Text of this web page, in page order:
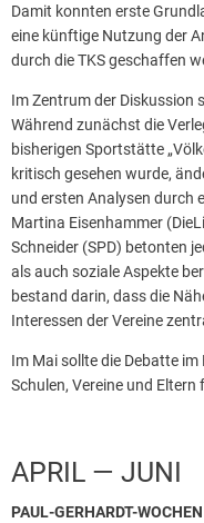
Damit konnten erste
eine künftige Nutzung der
durch die TKS geschaffen
Im Zentrum der Diskussion
Während zunächst die
bisherigen Sportstätte
kritisch gesehen wurde,
und ersten Analysen durch
Martina Eisenhammer
Schneider (SPD) betonten
als auch soziale Aspekte
bestand darin, dass die
Interessen der Vereine
Im Mai sollte die Debatte
Schulen, Vereine und
APRIL — JUNI
PAUL-GERHARDT-